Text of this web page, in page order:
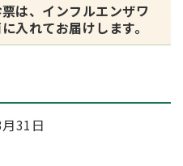
は、インフルエンザワ
入れてお届けします。
31日